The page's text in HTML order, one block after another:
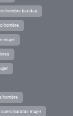
hombre baratas
hombre
mujer
hombre
baratas mujer